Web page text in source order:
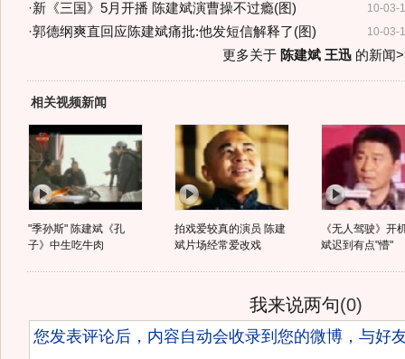
10-03-
·新《三国》5月开播 陈建斌演曹操不过瘾(图)
10-03-
·郭德纲爽直回应陈建斌痛批:他发短信解释了(图)
更多关于 陈建斌 王迅的新闻
相关视频新闻
"季孙斯" 陈建斌《孔
子》中生吃牛肉
拍戏爱较真的演员 陈建
斌片场经常爱改戏
《无人驾驶》开
斌迟到有点"懵"
我来说两句(0)